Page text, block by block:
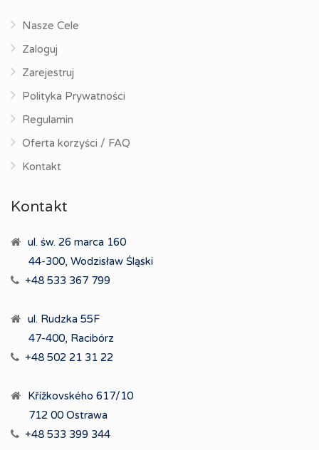
Nasze Cele
Zaloguj
Zarejestruj
Polityka Prywatności
Regulamin
Oferta korzyści / FAQ
Kontakt
Kontakt
ul. św. 26 marca 160
44-300, Wodzisław Śląski
+48 533 367 799
ul. Rudzka 55F
47-400, Racibórz
+48 502 21 31 22
Křížkovského 617/10
712 00 Ostrawa
+48 533 399 344